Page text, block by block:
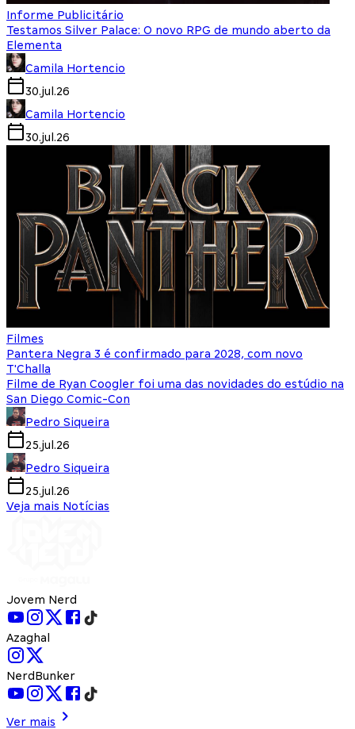
Informe Publicitário
Testamos Silver Palace: O novo RPG de mundo aberto da
Elementa
Camila Hortencio
30.jul.26
Camila Hortencio
30.jul.26
Filmes
Pantera Negra 3 é confirmado para 2028, com novo
T'Challa
Filme de Ryan Coogler foi uma das novidades do estúdio na
San Diego Comic-Con
Pedro Siqueira
25.jul.26
Pedro Siqueira
25.jul.26
Veja mais Notícias
Jovem Nerd
Azaghal
NerdBunker
Ver mais